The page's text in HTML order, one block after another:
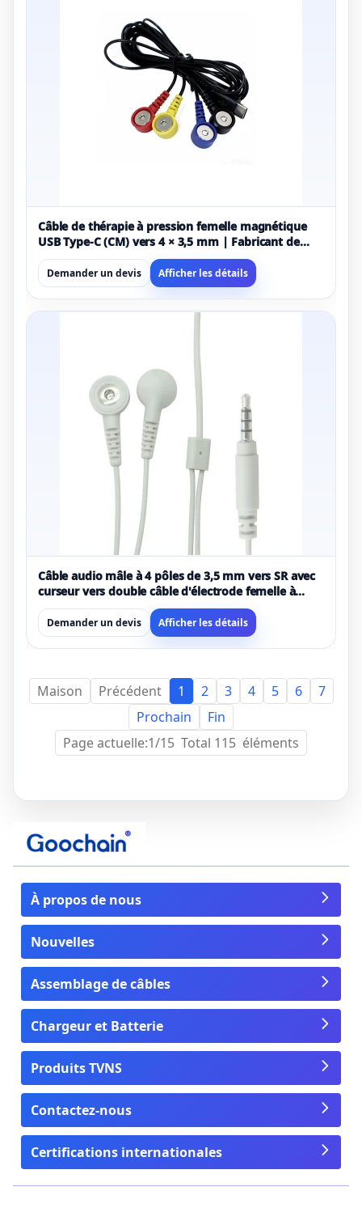
Câble de thérapie à pression femelle magnétique
USB Type-C (CM) vers 4 × 3,5 mm | Fabricant de
câbles médicaux à 4 canaux
Demander un devis Afficher les détails
Câble audio mâle à 4 pôles de 3,5 mm vers SR avec
curseur vers double câble d'électrode femelle à
pression de 2,5 mm (fil médical 1 à 2)
Demander un devis Afficher les détails
Maison Précédent 1 2 3 4 5 6
7
Prochain
Fin
Page actuelle:1/15 Total 115 éléments
À propos de nous
Nouvelles
Assemblage de câbles
Chargeur et Batterie
Produits TVNS
Contactez-nous
Certifications internationales